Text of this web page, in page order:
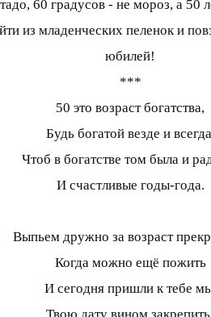
60 градусов - не мороз, а
из младенческих пеленок и
юбилей!
***
50 это возраст богатства,
Будь богатой везде и
Чтоб в богатстве том была и
И счастливые годы-года.
Выпьем дружно за возраст
Когда можно ещё пожить
И сегодня пришли к тебе
Твою дату вином